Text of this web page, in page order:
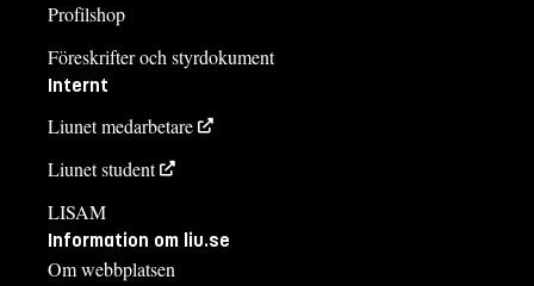
Profilshop
Föreskrifter och styrdokument
Internt
Liunet medarbetare
Liunet student
LISAM
Information om liu.se
Om webbplatsen